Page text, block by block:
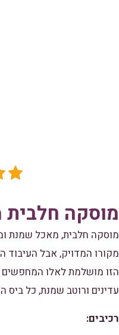
מוסקה חלבית
מוסקה חלבית, מאכל שמנת
מקורו המדויק, אבל
הזו מושלמת לאלו
עדינים ורוטב שמנת, כל
רכיבים: